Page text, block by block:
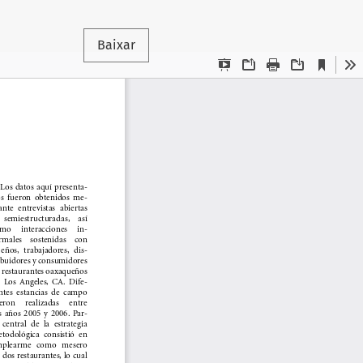
Baixar